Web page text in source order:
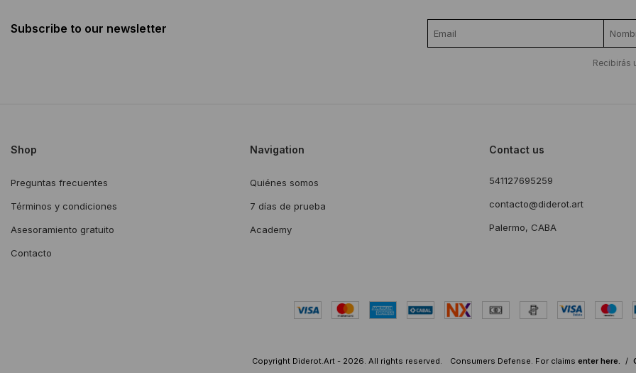
Subscribe to our newsletter
Recibirás
Shop
Preguntas frecuentes
Términos y condiciones
Asesoramiento gratuito
Contacto
Navigation
Quiénes somos
7 días de prueba
Academy
Contact us
541127695259
contacto@diderot.art
Palermo, CABA
Copyright Diderot.Art - 2026. All rights reserved. Consumers Defense. For claims enter here. /